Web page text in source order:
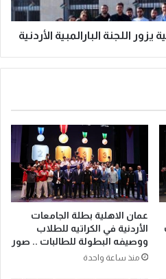
اللجنة البارالمبية الأردنية
عمان الاهلية بطلة الجامعات
الأردنية في الكراتيه للطلاب
ووصيفه البطولة للطالبات .. صور
منذ ساعة واحدة